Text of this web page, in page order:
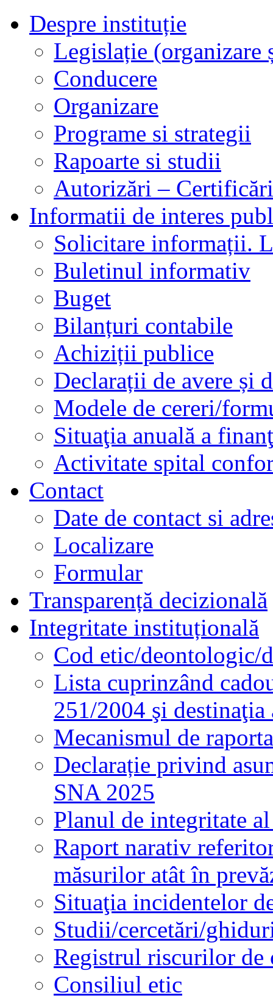
Despre instituție
Legislație
Conducere
Organizare
Programe si strategii
Rapoarte si studii
Autorizări –
Informatii de interes
Solicitare informații.
Buletinul informativ
Buget
Bilanțuri contabile
Achiziții publice
Declarații de avere și
Modele de cereri/
Situaţia anuală a
Activitate spital
Contact
Date de contact si
Localizare
Formular
Transparență decizională
Integritate instituțională
Cod etic/deontologic/
Lista cuprinzând
251/2004 şi destinaţia
Mecanismul de
Declarație privind
SNA 2025
Planul de integritate
Raport narativ
măsurilor atât în
Situaţia incidentelor
Studii/cercetări/
Registrul riscurilor de
Consiliul etic